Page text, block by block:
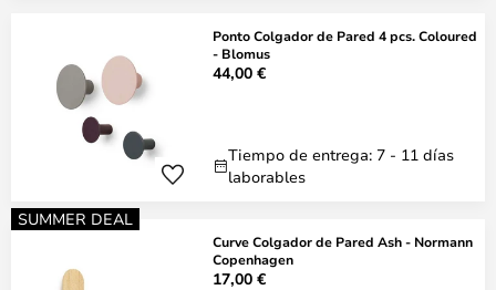
Ponto Colgador de Pared 4 pcs. Coloured
- Blomus
44,00 €
Tiempo de entrega: 7 - 11 días
laborables
SUMMER DEAL
Curve Colgador de Pared Ash - Normann
Copenhagen
17,00 €